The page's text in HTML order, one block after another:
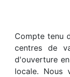
Compte tenu
centres de
d'ouverture
locale. Nous